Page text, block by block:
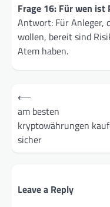
Frage 16: Für wen ist
Antwort: Für Anleger,
wollen, bereit sind
Atem haben.
Post
navigation
⟵
am besten
kryptowährungen
sicher
Leave a Reply